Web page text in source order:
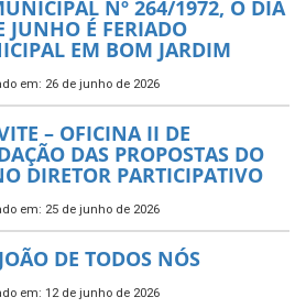
Nº 264/1972, O DIA
JUNHO É FERIADO
EM BOM JARDIM
em: 26 de junho de 2026
– OFICINA II DE
DAS PROPOSTAS DO
DIRETOR PARTICIPATIVO
em: 25 de junho de 2026
DE TODOS NÓS
em: 12 de junho de 2026